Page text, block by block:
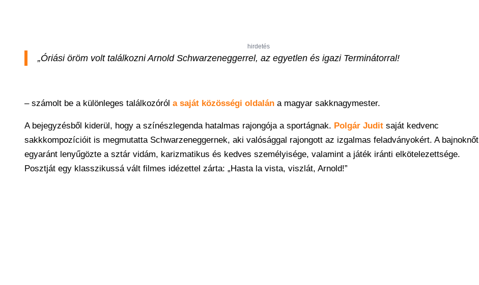
hirdetés
„Óriási öröm volt találkozni Arnold Schwarzeneggerrel, az egyetlen és igazi Terminátorral!
– számolt be a különleges találkozóról a saját közösségi oldalán a magyar sakknagymester.
A bejegyzésből kiderül, hogy a színészlegenda hatalmas rajongója a sportágnak. Polgár Judit saját kedvenc
sakkkompozícióit is megmutatta Schwarzeneggernek, aki valósággal rajongott az izgalmas feladványokért. A bajnoknőt
egyaránt lenyűgözte a sztár vidám, karizmatikus és kedves személyisége, valamint a játék iránti elkötelezettsége.
Posztját egy klasszikussá vált filmes idézettel zárta: „Hasta la vista, viszlát, Arnold!”